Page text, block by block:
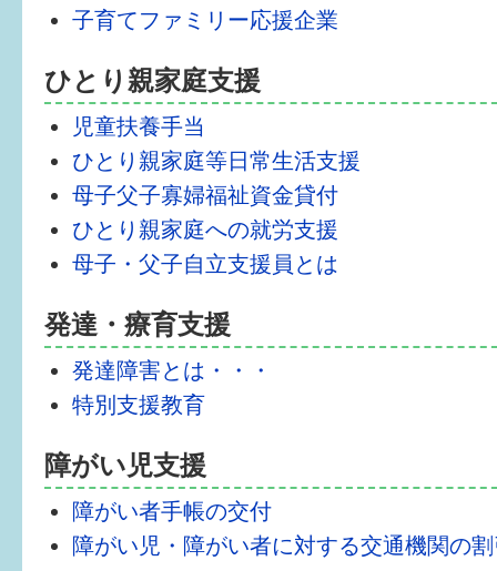
子育てファミリー応援企業
ひとり親家庭支援
児童扶養手当
ひとり親家庭等日常生活支援
母子父子寡婦福祉資金貸付
ひとり親家庭への就労支援
母子・父子自立支援員とは
発達・療育支援
発達障害とは・・・
特別支援教育
障がい児支援
障がい者手帳の交付
障がい児・障がい者に対する交通機関の
相談したい
さまざまな支援
子育てカレンダー
妊娠
出産〜3か月
3か月〜6か月
6か月〜1歳
1歳〜3歳
3歳〜就学前
就学後〜